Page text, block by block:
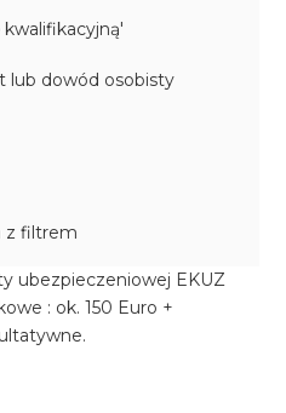
kwalifikacyjną'
lub dowód osobisty
z filtrem
ubezpieczeniowej EKUZ
: ok. 150 Euro +